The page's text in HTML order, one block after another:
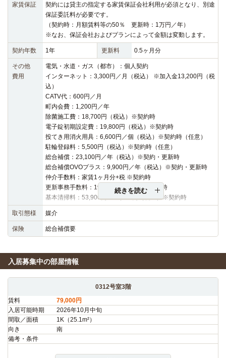
家賃保証
契約には貸主の指定する家賃保証会社利用が必須となり、別途
保証委託料が必要です。
（契約時：月額賃料等の50％ 更新時：1万円／年）
※なお、保証会社およびプランによって金額は変動します。
契約年数 1年 更新料 0.5ヶ月分
その他
費用
電気・水道・ガス（都市）：個人契約
インターネット：3,300円／月（税込） ※加入金13,200円（税
込）
CATV代：600円／月
町内会費：1,200円／年
除菌施工費：18,700円（税込）※契約時
電子錠初期設定費：19,800円（税込）※契約時
投てき用消火用具：6,600円／個（税込）※契約時（任意）
駐輪登録料：5,500円（税込）※契約時（任意）
総合補償：23,100円／年（税込）※契約・更新時
総合補償OVOプラス：9,900円／年（税込）※契約・更新時
仲介手数料：家賃1ヶ月分+税 ※契約時
更新事務手数料：19,800円（税込）※更新時
基本清掃料：53,900円～63,800円（税込）※契約時
続きを読む
取引態様 媒介
保険 総合補償要
入居募集中の部屋情報
0312号室3階
賃料
79,000円
入居可能時期
2026年10月中旬
間取／面積
1K（25.1m²）
向き
南
備考・条件